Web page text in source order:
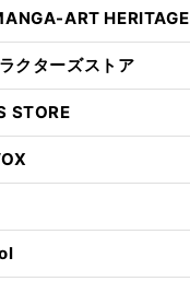
ART HERITAGE
クターズストア
STORE